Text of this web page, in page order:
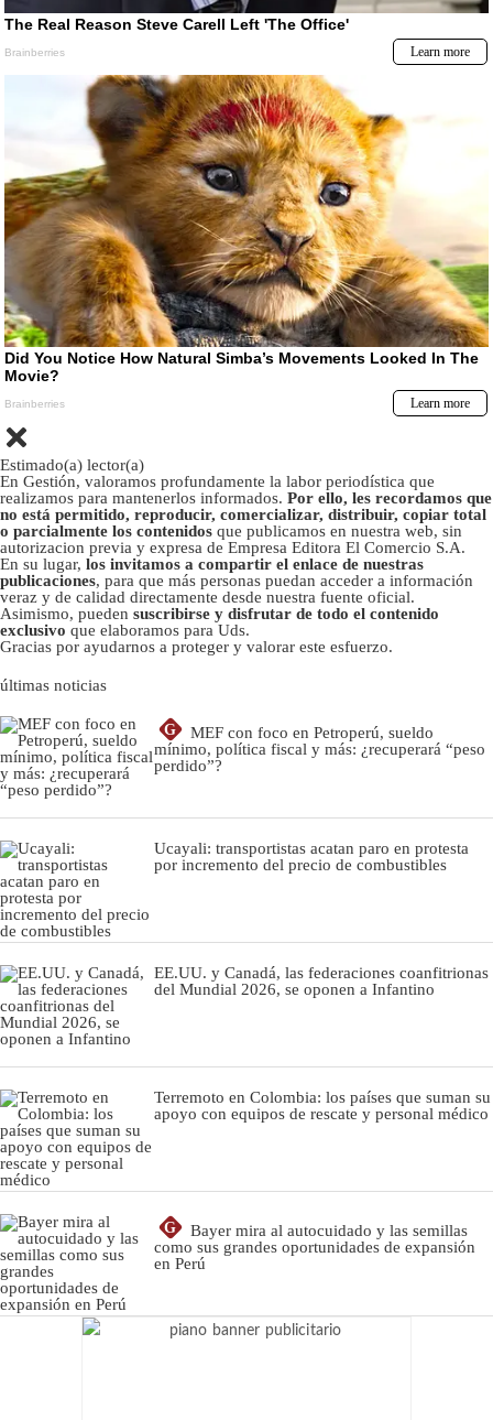
Estimado(a) lector(a)
En Gestión, valoramos profundamente la labor periodística que
realizamos para mantenerlos informados. Por ello, les recordamos que
no está permitido, reproducir, comercializar, distribuir, copiar total
o parcialmente los contenidos que publicamos en nuestra web, sin
autorizacion previa y expresa de Empresa Editora El Comercio S.A.
En su lugar, los invitamos a compartir el enlace de nuestras
publicaciones, para que más personas puedan acceder a información
veraz y de calidad directamente desde nuestra fuente oficial.
Asimismo, pueden suscribirse y disfrutar de todo el contenido
exclusivo que elaboramos para Uds.
Gracias por ayudarnos a proteger y valorar este esfuerzo.
últimas noticias
G
MEF con foco en Petroperú, sueldo
mínimo, política fiscal y más: ¿recuperará “peso
perdido”?
Ucayali: transportistas acatan paro en protesta
por incremento del precio de combustibles
EE.UU. y Canadá, las federaciones coanfitrionas
del Mundial 2026, se oponen a Infantino
Terremoto en Colombia: los países que suman su
apoyo con equipos de rescate y personal médico
G
Bayer mira al autocuidado y las semillas
como sus grandes oportunidades de expansión
en Perú